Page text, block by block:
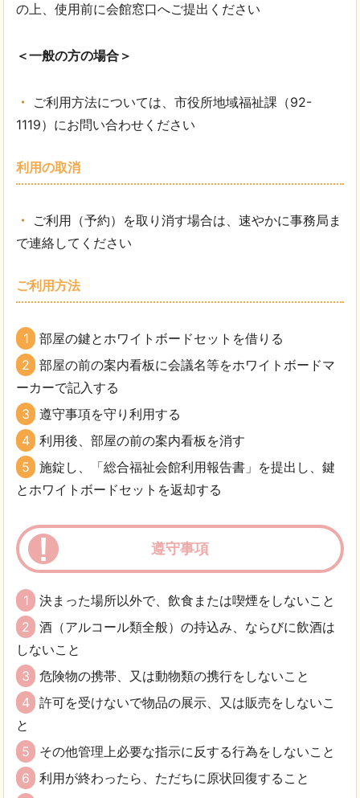
の上、使用前に会館窓口へご提出ください
＜一般の方の場合＞
ご利用方法については、市役所地域福祉課（92-
1119）にお問い合わせください
利用の取消
ご利用（予約）を取り消す場合は、速やかに事務局ま
で連絡してください
ご利用方法
1
部屋の鍵とホワイトボードセットを借りる
2
部屋の前の案内看板に会議名等をホワイトボードマ
ーカーで記入する
3
遵守事項を守り利用する
4
利用後、部屋の前の案内看板を消す
5
施錠し、「総合福祉会館利用報告書」を提出し、鍵
とホワイトボードセットを返却する
遵守事項
1
決まった場所以外で、飲食または喫煙をしないこと
2
酒（アルコール類全般）の持込み、ならびに飲酒は
しないこと
3
危険物の携帯、又は動物類の携行をしないこと
4
許可を受けないで物品の展示、又は販売をしないこ
と
5
その他管理上必要な指示に反する行為をしないこと
6
利用が終わったら、ただちに原状回復すること